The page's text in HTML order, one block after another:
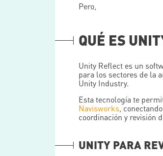
Pero,
QUÉ ES
Unity Reflect es un
para los sectores de la
Unity Industry.
Esta tecnología te
Navisworks ,
coordinación y revisión
UNITY PARA